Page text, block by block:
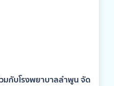
มกับโรงพยาบาลลำพูน จัด